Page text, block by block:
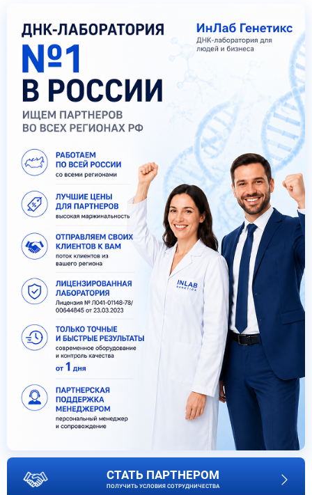
СТАТЬ ПАРТНЕРОМ
ПОЛУЧИТЬ УСЛОВИЯ СОТРУДНИЧЕСТВА